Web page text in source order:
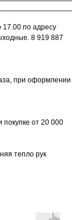
17.00 по адресу
8 919 887
при оформлении
покупке от 20 000
тепло рук